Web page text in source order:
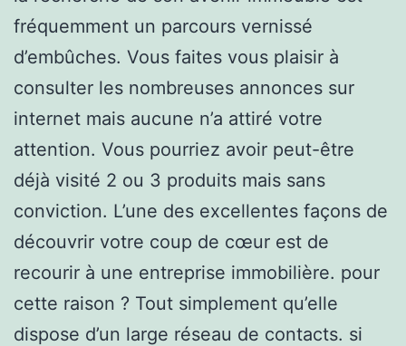
fréquemment un parcours vernissé
d’embûches. Vous faites vous plaisir à
consulter les nombreuses annonces sur
internet mais aucune n’a attiré votre
attention. Vous pourriez avoir peut-être
déjà visité 2 ou 3 produits mais sans
conviction. L’une des excellentes façons de
découvrir votre coup de cœur est de
recourir à une entreprise immobilière. pour
cette raison ? Tout simplement qu’elle
dispose d’un large réseau de contacts. si